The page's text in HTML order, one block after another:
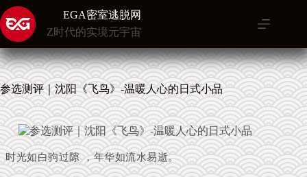
跳
至
内
容
EGA密室逃脱网
Z时代的实境元宇宙
参选测评｜沈阳《飞鸟》-温暖人心的日式小品
时光如白驹过隙 ，年华如流水易逝。